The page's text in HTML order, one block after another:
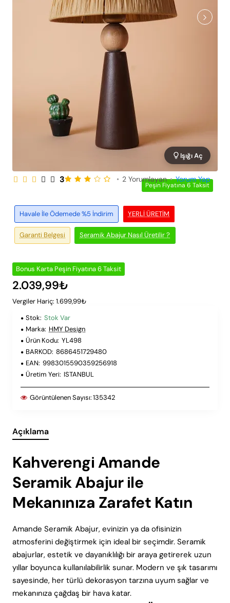
Peşin Fiyatına 6 Taksit
Işığı Aç
YERLI ÜRETIM
Havale İle Ödemede %5 İndirim
Seramik Abajur Nasıl Üretilir ?
Garanti Belgesi
3 • 2 Yorumlayan • Yorum Yap
Bonus Karta Peşin Fiyatına 6 Taksit
2.039,99₺
Vergiler Hariç: 1.699,99₺
Stok: Stok Var
Marka: HMY Design
Ürün Kodu: YL498
BARKOD: 8686451729480
EAN: 9983015590359256918
Üretim Yeri: ISTANBUL
Görüntülenen Sayısı:135342
Açıklama
Kahverengi Amande
Seramik Abajur ile
Mekanınıza Zarafet Katın
Amande Seramik Abajur, evinizin ya da ofisinizin
atmosferini değiştirmek için ideal bir seçimdir. Seramik
abajurlar, estetik ve dayanıklılığı bir araya getirerek uzun
yıllar boyunca kullanılabilirlik sunar. Modern ve şık tasarımı
sayesinde, her türlü dekorasyon tarzına uyum sağlar ve
mekanınıza çağdaş bir hava katar.